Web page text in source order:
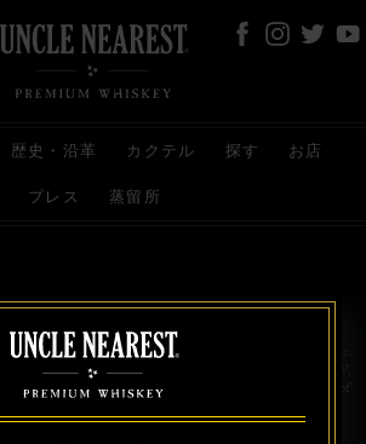
歴史・沿革 カクテル 探す お店
プレス 蒸留所
せ 代理店 規約と条件
プライバシー
is wholly and independently owned by Uncle Nearest, Inc.
WHISKEY MAKER THE WORLD NEVER KNEW,
GREEN, and DRINK HONORABLY are trademarks of